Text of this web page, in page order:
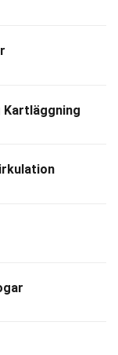
Kartläggning